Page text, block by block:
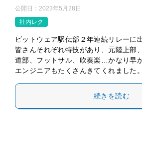
公開日： 2023年5月28日
社内レク
ビットウェア駅伝部２年連続リレーに
皆さんそれぞれ特技があり、元陸上部
道部、フットサル、吹奏楽…かなり早
エンジニアもたくさんきてくれました
続きを読む